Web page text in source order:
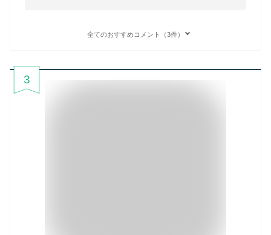
全てのおすすめコメント（3件）
3